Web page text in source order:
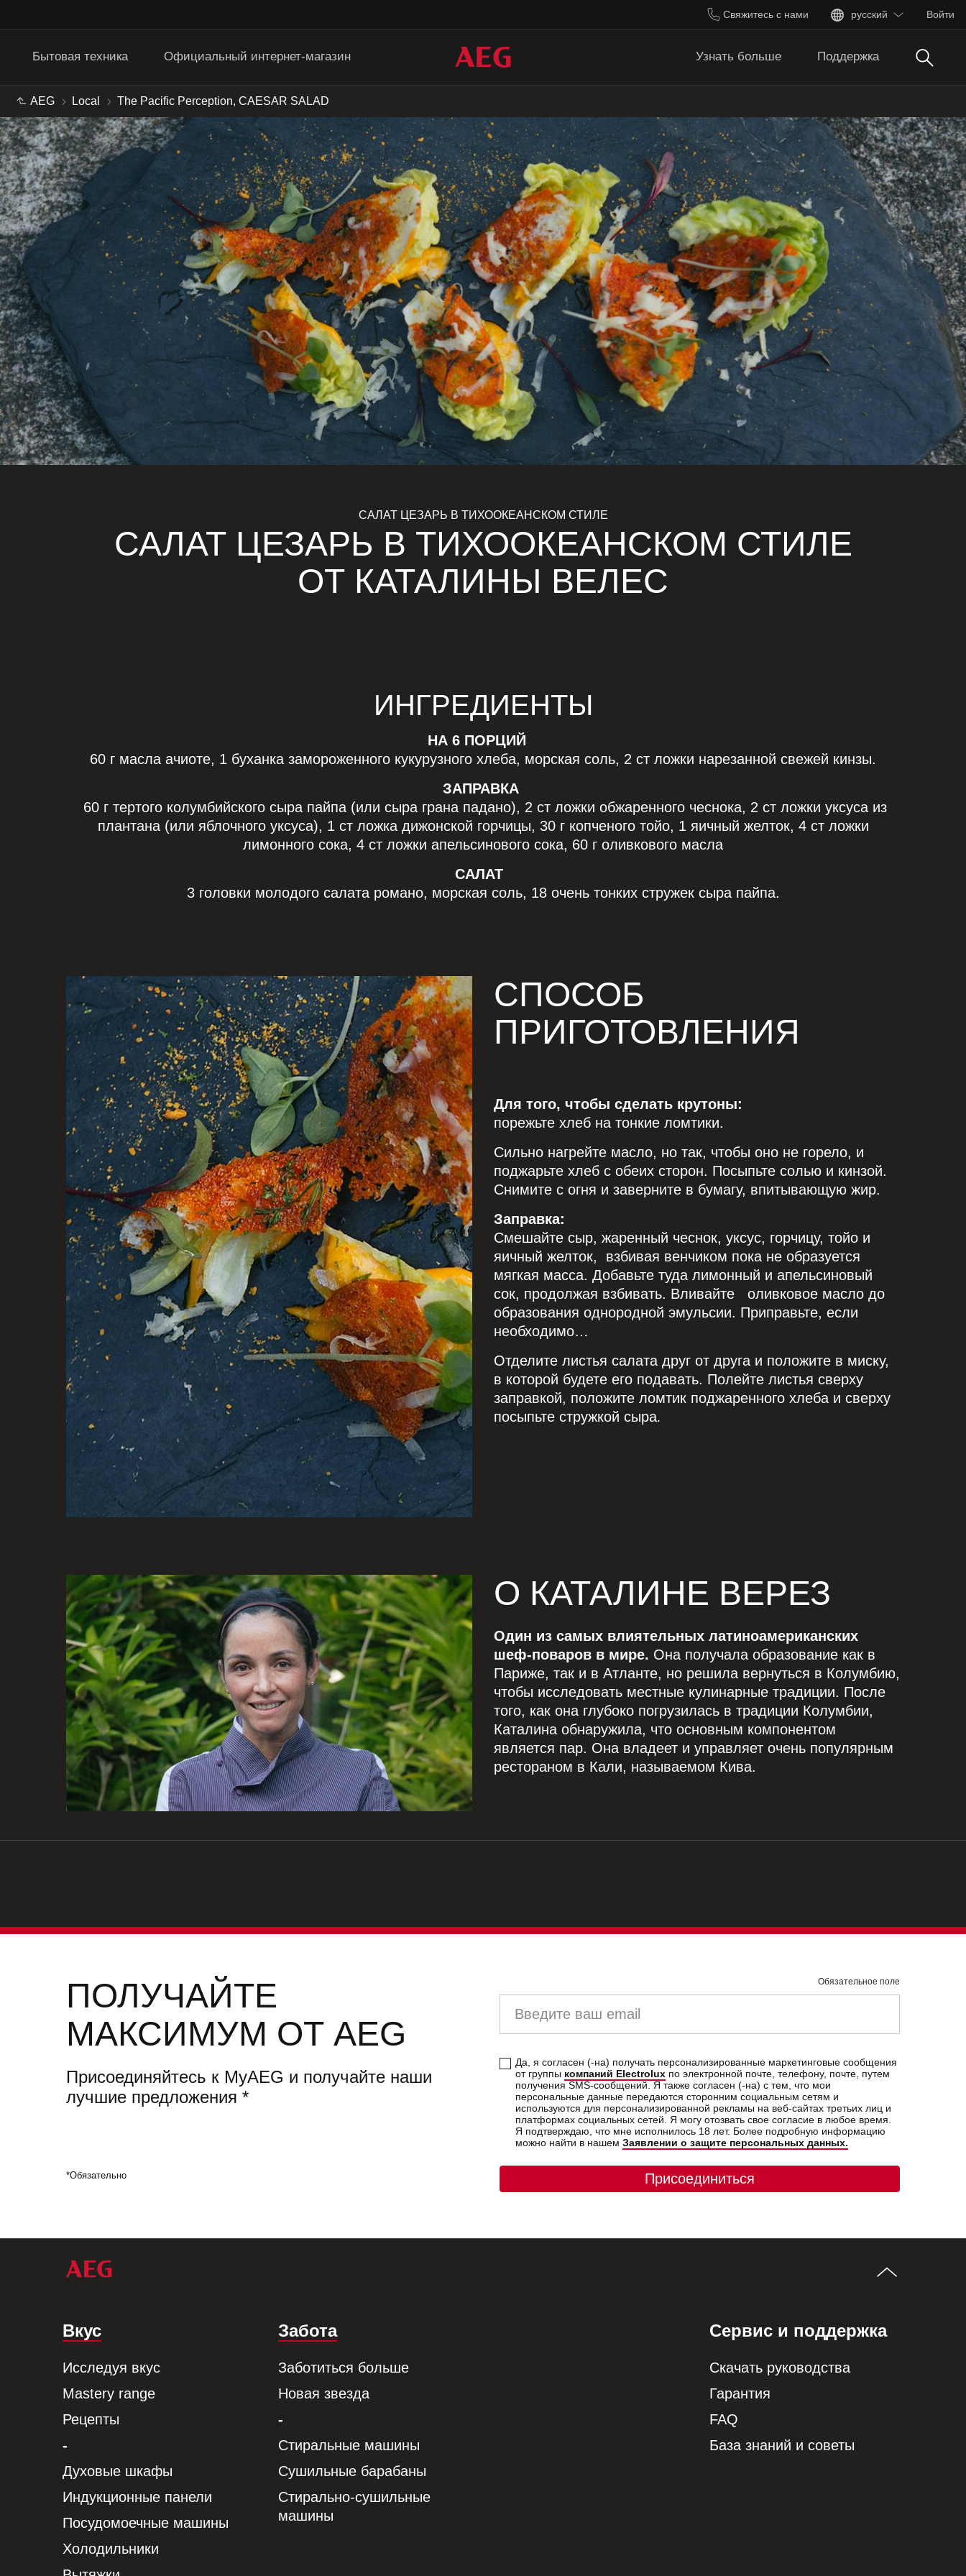
Свяжитесь с нами русский Войти
Бытовая техника Официальный интернет-магазин Узнать больше Поддержка Поиск
AEG Local The Pacific Perception, CAESAR SALAD
САЛАТ ЦЕЗАРЬ В ТИХООКЕАНСКОМ СТИЛЕ
САЛАТ ЦЕЗАРЬ В ТИХООКЕАНСКОМ СТИЛЕ
ОТ КАТАЛИНЫ ВЕЛЕС
ИНГРЕДИЕНТЫ
НА 6 ПОРЦИЙ
60 г масла ачиоте, 1 буханка замороженного кукурузного хлеба, морская соль, 2 ст ложки нарезанной свежей кинзы.
ЗАПРАВКА
60 г тертого колумбийского сыра пайпа (или сыра грана падано), 2 ст ложки обжаренного чеснока, 2 ст ложки уксуса из
плантана (или яблочного уксуса), 1 ст ложка дижонской горчицы, 30 г копченого тойо, 1 яичный желток, 4 ст ложки
лимонного сока, 4 ст ложки апельсинового сока, 60 г оливкового масла
САЛАТ
3 головки молодого салата романо, морская соль, 18 очень тонких стружек сыра пайпа.
СПОСОБ
ПРИГОТОВЛЕНИЯ
Для того, чтобы сделать крутоны:
порежьте хлеб на тонкие ломтики.
Сильно нагрейте масло, но так, чтобы оно не горело, и
поджарьте хлеб с обеих сторон. Посыпьте солью и кинзой.
Снимите с огня и заверните в бумагу, впитывающую жир.
Заправка:
Смешайте сыр, жаренный чеснок, уксус, горчицу, тойо и
яичный желток,
взбивая венчиком пока не образуется
мягкая масса. Добавьте туда лимонный и апельсиновый
сок, продолжая взбивать. Вливайте
оливковое масло до
образования однородной эмульсии. Приправьте, если
необходимо…
Отделите листья салата друг от друга и положите в миску,
в которой будете его подавать. Полейте листья сверху
заправкой, положите ломтик поджаренного хлеба и сверху
посыпьте стружкой сыра.
О КАТАЛИНЕ ВЕРЕЗ
Один из самых влиятельных латиноамериканских
шеф-поваров в мире. Она получала образование как в
Париже, так и в Атланте, но решила вернуться в Колумбию,
чтобы исследовать местные кулинарные традиции. После
того, как она глубоко погрузилась в традиции Колумбии,
Каталина обнаружила, что основным компонентом
является пар. Она владеет и управляет очень популярным
рестораном в Кали, называемом Кива.
ПОЛУЧАЙТЕ
МАКСИМУМ ОТ AEG
Присоединяйтесь к MyAEG и получайте наши
лучшие предложения *
*Обязательно
Обязательное поле
ваш
Да, я согласен (-на) получать персонализированные маркетинговые сообщения
от группы компаний Electrolux по электронной почте, телефону, почте, путем
получения SMS-сообщений. Я также согласен (-на) с тем, что мои
персональные данные передаются сторонним социальным сетям и
используются для персонализированной рекламы на веб-сайтах третьих лиц и
платформах социальных сетей. Я могу отозвать свое согласие в любое время.
Я подтверждаю, что мне исполнилось 18 лет. Более подробную информацию
можно найти в нашем Заявлении о защите персональных данных.
Присоединиться
Вкус
Исследуя вкус
Mastery range
Рецепты
-
Духовые шкафы
Индукционные панели
Посудомоечные машины
Холодильники
Забота
Заботиться больше
Новая звезда
-
Стиральные машины
Сушильные барабаны
Стирально-сушильные
машины
Сервис и поддержка
Скачать руководства
Гарантия
FAQ
База знаний и советы